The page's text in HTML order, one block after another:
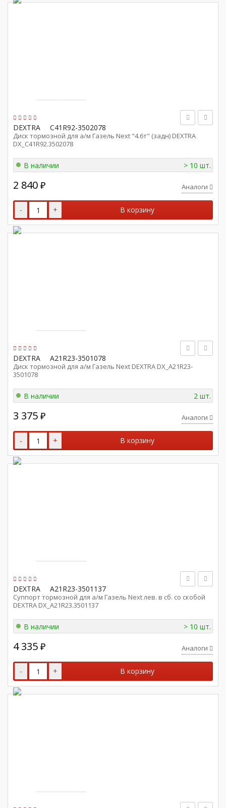
DEXTRA С41R92-3502078
Диск тормозной для а/м Газель Next "4.6т" (задн) DEXTRA
DX_С41R92.3502078
В наличии > 10 шт.
2 840 ₽ Аналоги
- + В корзину
DEXTRA A21R23-3501078
Диск тормозной для а/м Газель Next DEXTRA DX_A21R23-
3501078
В наличии 2 шт.
3 375 ₽ Аналоги
- + В корзину
DEXTRA A21R23-3501137
Суппорт тормозной для а/м Газель Next лев. в сб. со скобой
DEXTRA DX_A21R23.3501137
В наличии > 10 шт.
4 335 ₽ Аналоги
- + В корзину